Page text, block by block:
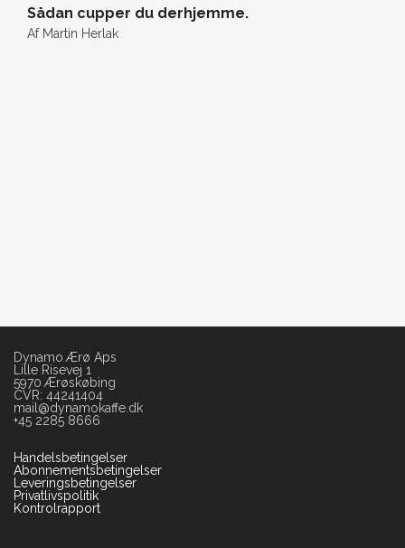
Sådan cupper du derhjemme.
Af Martin Herlak
Dynamo Ærø Aps
Lille Risevej 1
5970 Ærøskøbing
CVR: 44241404
mail@dynamokaffe.dk
+45 2285 8666
Handelsbetingelser
Abonnementsbetingelser
Leveringsbetingelser
Privatlivspolitik
Kontrolrapport